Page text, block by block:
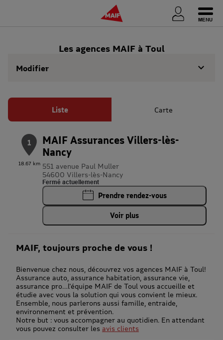
Les agences MAIF à Toul
Modifier
Liste Carte
1
18.67 km
MAIF Assurances Villers-lès-
Nancy
551 avenue Paul Muller
54600 Villers-lès-Nancy
Fermé actuellement
Prendre rendez-vous
Voir plus
MAIF, toujours proche de vous !
Bienvenue chez nous, découvrez vos agences MAIF à Toul!
Assurance auto, assurance habitation, assurance vie,
assurance pro…l'équipe MAIF de Toul vous accueille et
étudie avec vous la solution qui vous convient le mieux.
Ensemble, nous parlerons aussi famille, entraide,
environnement et prévention.
Notre but : vous accompagner au quotidien. En attendant
vous pouvez consulter les avis clients